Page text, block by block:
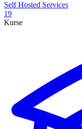
Self Hosted Services
19
Kurse